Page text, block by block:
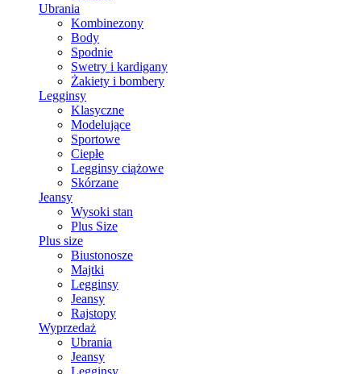
Ubrania
Kombinezony
Body
Spodnie
Swetry i kardigany
Żakiety i bombery
Legginsy
Klasyczne
Modelujące
Sportowe
Ciepłe
Legginsy ciążowe
Skórzane
Jeansy
Wysoki stan
Plus Size
Plus size
Biustonosze
Majtki
Legginsy
Jeansy
Rajstopy
Wyprzedaż
Ubrania
Jeansy
Legginsy